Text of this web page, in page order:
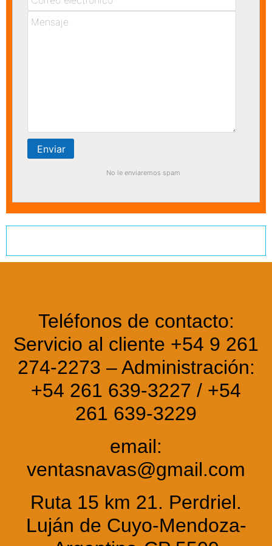
No le enviaremos spam
Teléfonos de contacto:
Servicio al cliente +54 9 261
274-2273 – Administración:
+54 261 639-3227 / +54
261 639-3229
email:
ventasnavas@gmail.com
Ruta 15 km 21. Perdriel.
Luján de Cuyo-Mendoza-